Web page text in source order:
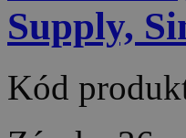
Supply,
Kód